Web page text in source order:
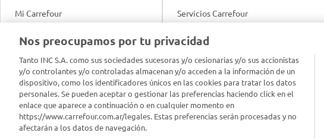
Mi Carrefour
Productos Carrefour
Tarjeta Mi Carrefour
Panel Carrefour
Puntos Verdes
Servicios Carrefour
Info útil
Tasas de interés
Contacto
Nos preocupamos por tu privacidad
Tanto INC S.A. como sus sociedades sucesoras y/o cesionarias y/o sus accionistas
y/o controlantes y/o controladas almacenan y/o acceden a la información de un
dispositivo, como los identificadores únicos en las cookies para tratar los datos
personales. Se pueden aceptar o gestionar las preferencias haciendo click en el
enlace que aparece a continuación o en cualquier momento en
https://www.carrefour.com.ar/legales. Estas preferencias serán procesadas y no
afectarán a los datos de navegación.